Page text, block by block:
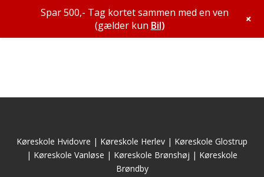
Køreskole Hvidovre | Køreskole Herlev | Køreskole Glostrup
| Køreskole Vanløse | Køreskole Brønshøj | Køreskole
Brøndby
Spar 500,- Tag kortet sammen med en ven
(gælder kun Bil) +